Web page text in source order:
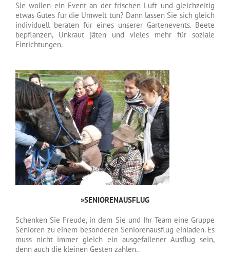
Sie wollen ein Event an der frischen Luft und gleichzeitig
etwas Gutes für die Umwelt tun? Dann lassen Sie sich gleich
individuell beraten für eines unserer Gartenevents. Beete
bepflanzen, Unkraut jäten und vieles mehr für soziale
Einrichtungen.
»SENIORENAUSFLUG
Schenken Sie Freude, in dem Sie und Ihr Team eine Gruppe
Senioren zu einem besonderen Seniorenausflug einladen. Es
muss nicht immer gleich ein ausgefallener Ausflug sein,
denn auch die kleinen Gesten zählen..